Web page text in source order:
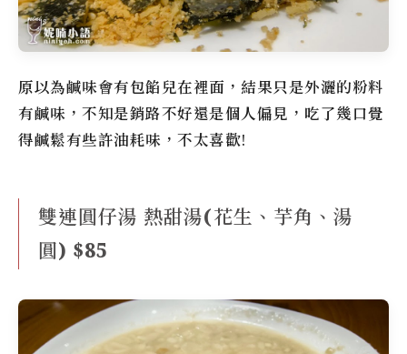
原以為鹹味會有包餡兒在裡面，結果只是外灑的粉料
有鹹味，不知是銷路不好還是個人偏見，吃了幾口覺
得鹹鬆有些許油耗味，不太喜歡!
雙連圓仔湯 熱甜湯(花生、芋角、湯
圓) $85